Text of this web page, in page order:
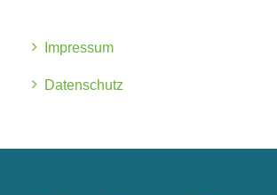
Impressum
Datenschutz